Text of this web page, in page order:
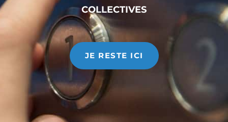
Read More
COLLECTIVES
JE RESTE ICI